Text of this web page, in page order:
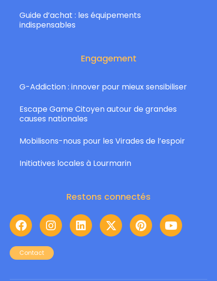
Guide d’achat : les équipements
indispensables
Engagement
G-Addiction : innover pour mieux sensibiliser
Escape Game Citoyen autour de grandes
causes nationales
Mobilisons-nous pour les Virades de l’espoir
Initiatives locales à Lourmarin
Restons connectés
Contact